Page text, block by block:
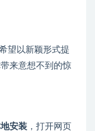
望以新颖形式提
来意想不到的惊
安装 ，打开网页